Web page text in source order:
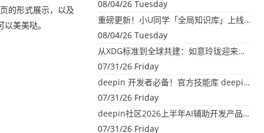
的形式展示，以及
美美哒。
08/04/26 Tuesday
重磅更新！小U同学「全局知识库」上线：你的本地文件，终于"活"起来了
08/04/26 Tuesday
从XDG标准到全球共建：如意玲珑迎来首个海外开源贡献
07/31/26 Friday
deepin 开发者必备！官方技能库 deepin-skills 正式开源
07/31/26 Friday
deepin社区2026上半年AI辅助开发产品大盘点：社区创造力大爆发！
07/31/26 Friday